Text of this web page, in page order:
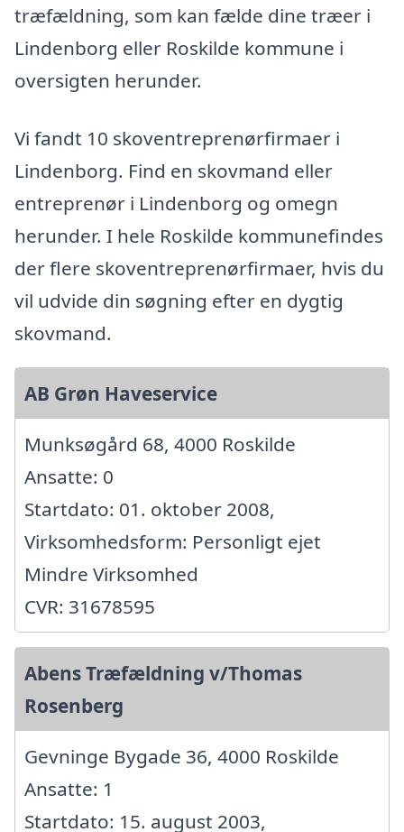
træfældning, som kan fælde dine træer i
Lindenborg eller Roskilde kommune i
oversigten herunder.
Vi fandt 10 skoventreprenørfirmaer i
Lindenborg. Find en skovmand eller
entreprenør i Lindenborg og omegn
herunder. I hele Roskilde kommunefindes
der flere skoventreprenørfirmaer, hvis du
vil udvide din søgning efter en dygtig
skovmand.
AB Grøn Haveservice
Munksøgård 68, 4000 Roskilde
Ansatte: 0
Startdato: 01. oktober 2008,
Virksomhedsform: Personligt ejet
Mindre Virksomhed
CVR: 31678595
Abens Træfældning v/Thomas
Rosenberg
Gevninge Bygade 36, 4000 Roskilde
Ansatte: 1
Startdato: 15. august 2003,